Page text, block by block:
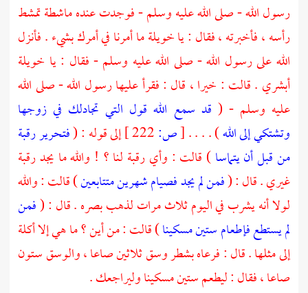
رسول الله - صلى الله عليه وسلم - فوجدت عنده ماشطة تمشط
رأسه ، فأخبرته ، فقال : ياخويلةما أمرنا في أمرك بشيء . فأنزل
الله على رسول الله - صلى الله عليه وسلم - فقال : يا خويلة
أبشري . قالت : خيرا ، قال : فقرأ عليها رسول الله - صلى الله
عليه وسلم - ( قد سمع الله قول التي تجادلك في زوجها
وتشتكي إلى الله) . . . .
[ص: إلى قوله : (فتحرير رقبة
من قبل أن يتماسا) قالت : وأي رقبة لنا ؟ ! والله ما يجد رقبة
غيري . قال : (فمن لم يجد فصيام شهرين متتابعين) قالت : والله
لولا أنه يشرب في اليوم ثلاث مرات لذهب بصره . قال : (فمن
لم يستطع فإطعام ستين مسكينا) قالت : من أين ؟ ما هي إلا أكلة
إلى مثلها . قال : فرعاه بشطر وسق ثلاثين صاعا ، والوسق ستون
صاعا ، فقال : ليطعم ستين مسكينا وليراجعك .